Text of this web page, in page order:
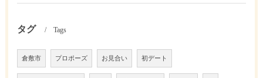
タグ Tags
倉敷市 プロポーズ お見合い 初デート